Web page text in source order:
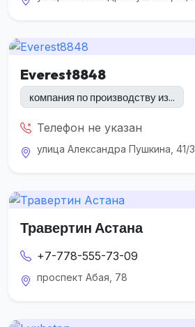
Everest8848
компания по производству из...
Телефон не указан
улица Александра Пушкина, 41/3
Травертин Астана
+7-778-555-73-09
проспект Абая, 78